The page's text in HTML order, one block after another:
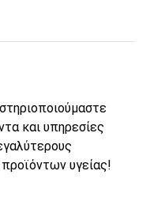
και υπηρεσίες
προϊόντων υγείας!